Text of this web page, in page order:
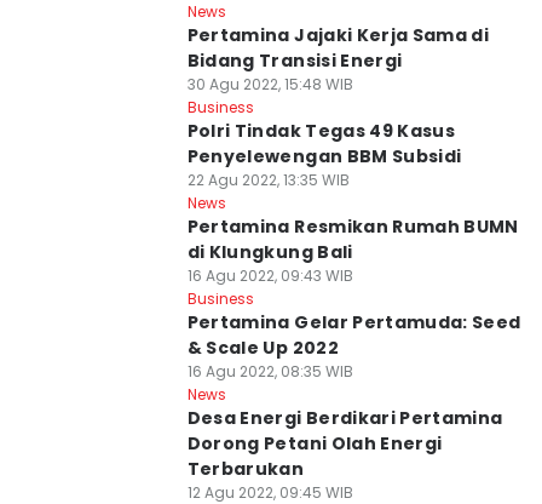
News
Pertamina Jajaki Kerja Sama di
Bidang Transisi Energi
30 Agu 2022, 15:48 WIB
Business
Polri Tindak Tegas 49 Kasus
Penyelewengan BBM Subsidi
22 Agu 2022, 13:35 WIB
News
Pertamina Resmikan Rumah BUMN
di Klungkung Bali
16 Agu 2022, 09:43 WIB
Business
Pertamina Gelar Pertamuda: Seed
& Scale Up 2022
16 Agu 2022, 08:35 WIB
News
Desa Energi Berdikari Pertamina
Dorong Petani Olah Energi
Terbarukan
12 Agu 2022, 09:45 WIB